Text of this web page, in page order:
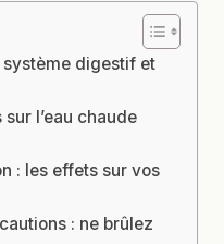
digestif et
l’eau chaude
: les effets sur vos
: ne brûlez